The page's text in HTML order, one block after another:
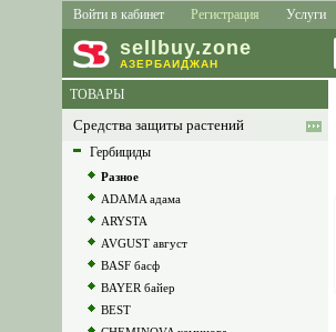
Войти в кабинет Регистрация Услуги
sell buy.zone
АЗЕРБАЙДЖАН
ТОВАРЫ
Средства защиты растений
Гербициды
Разное
ADAMA адама
ARYSTA
AVGUST август
BASF басф
BAYER байер
BEST